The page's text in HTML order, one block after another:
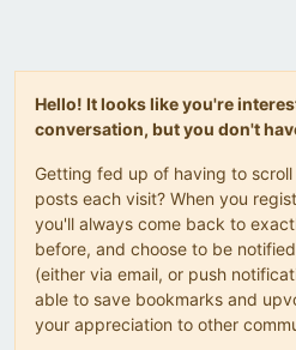
Hello! It looks like you're
conversation, but you don't
Getting fed up of having to
posts each visit? When you
you'll always come back to
before, and choose to be
(either via email, or push
able to save bookmarks and
your appreciation to other